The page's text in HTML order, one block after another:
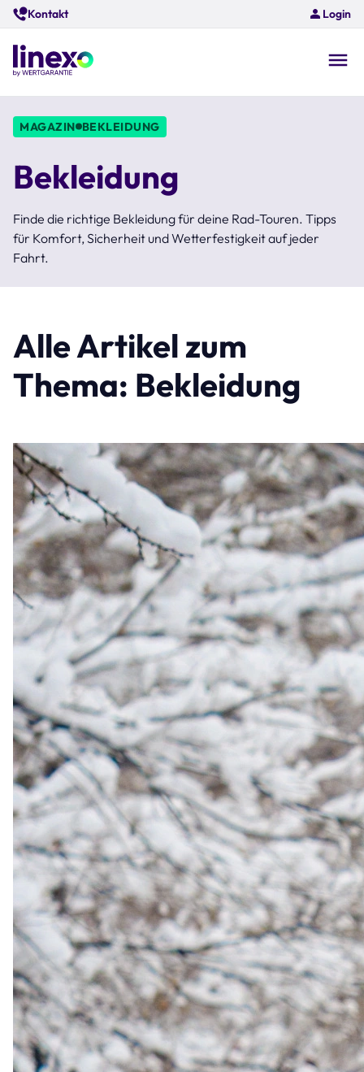
Skip
to
main
content
Kontakt Login
MAGAZIN BEKLEIDUNG
Bekleidung
Finde die richtige Bekleidung für deine Rad-Touren. Tipps
für Komfort, Sicherheit und Wetterfestigkeit auf jeder
Fahrt.
Alle Artikel zum
Thema: Bekleidung